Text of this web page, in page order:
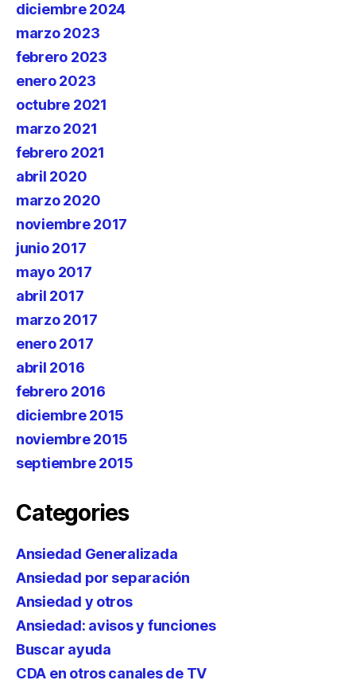
diciembre 2024
marzo 2023
febrero 2023
enero 2023
octubre 2021
marzo 2021
febrero 2021
abril 2020
marzo 2020
noviembre 2017
junio 2017
mayo 2017
abril 2017
marzo 2017
enero 2017
abril 2016
febrero 2016
diciembre 2015
noviembre 2015
septiembre 2015
Categories
Ansiedad Generalizada
Ansiedad por separación
Ansiedad y otros
Ansiedad: avisos y funciones
Buscar ayuda
CDA en otros canales de TV